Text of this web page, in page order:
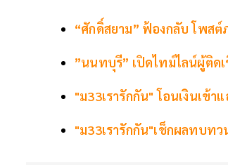
“ศักดิ์สยาม” ฟ้องกลับ โพส
”นนทบุรี” เปิดไทม์ไลน์ผู้ติด
"ม33เรารักกัน" โอนเงินเข้
"ม33เรารักกัน"เช็กผลทบทว